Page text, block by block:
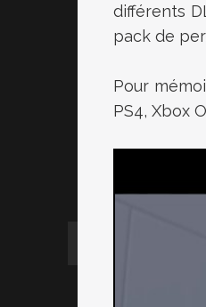
différents
pack de
Pour
PS4, Xbox